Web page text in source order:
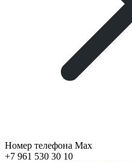
Номер телефона Max
+7 961 530 30 10